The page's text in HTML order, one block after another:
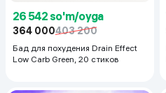
26 542 so'm/oyga
364 000403 200
Бад для похудения Drain Effect
Low Carb Green, 20 стиков